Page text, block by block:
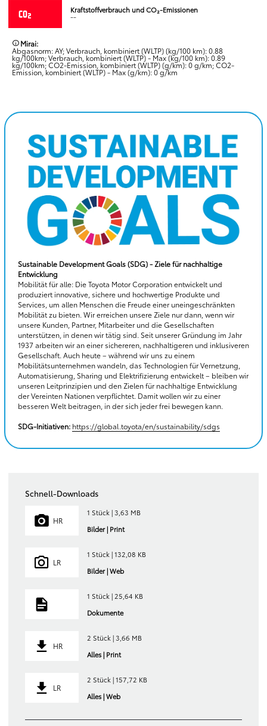
Kraftstoffverbrauch und CO₂-Emissionen
--
Mirai:
Abgasnorm: AY; Verbrauch, kombiniert (WLTP) (kg/100 km): 0.88
kg/100km; Verbrauch, kombiniert (WLTP) - Max (kg/100 km): 0.89
kg/100km; CO2-Emission, kombiniert (WLTP) (g/km): 0 g/km; CO2-
Emission, kombiniert (WLTP) - Max (g/km): 0 g/km
Sustainable Development Goals (SDG) - Ziele für nachhaltige
Entwicklung
Mobilität für alle: Die Toyota Motor Corporation entwickelt und
produziert innovative, sichere und hochwertige Produkte und
Services, um allen Menschen die Freude einer uneingeschränkten
Mobilität zu bieten. Wir erreichen unsere Ziele nur dann, wenn wir
unsere Kunden, Partner, Mitarbeiter und die Gesellschaften
unterstützen, in denen wir tätig sind. Seit unserer Gründung im Jahr
1937 arbeiten wir an einer sichereren, nachhaltigeren und inklusiveren
Gesellschaft. Auch heute – während wir uns zu einem
Mobilitätsunternehmen wandeln, das Technologien für Vernetzung,
Automatisierung, Sharing und Elektrifizierung entwickelt – bleiben wir
unseren Leitprinzipien und den Zielen für nachhaltige Entwicklung
der Vereinten Nationen verpflichtet. Damit wollen wir zu einer
besseren Welt beitragen, in der sich jeder frei bewegen kann.
SDG-Initiativen: https://global.toyota/en/sustainability/sdgs
Schnell-Downloads
HR
1 Stück | 3,63 MB
Bilder | Print
LR
1 Stück | 132,08 KB
Bilder | Web
1 Stück | 25,64 KB
Dokumente
HR
2 Stück | 3,66 MB
Alles | Print
LR
2 Stück | 157,72 KB
Alles | Web